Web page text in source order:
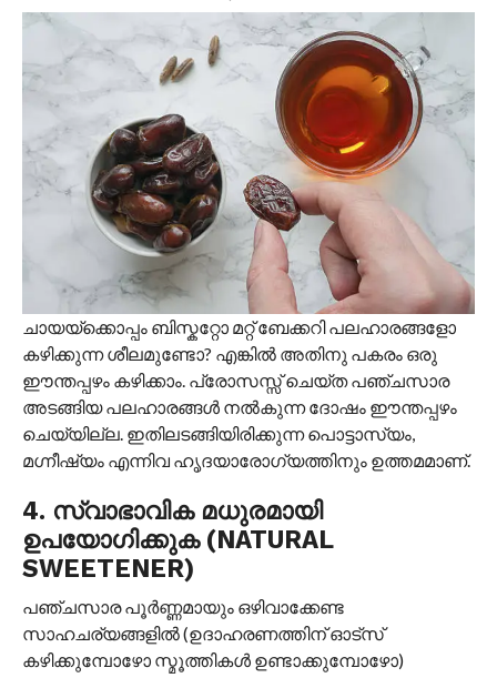
ചായയ്‌ക്കൊപ്പം ബിസ്കറ്റോ മറ്റ് ബേക്കറി പലഹാരങ്ങളോ
കഴിക്കുന്ന ശീലമുണ്ടോ? എങ്കിൽ അതിനു പകരം ഒരു
ഈന്തപ്പഴം കഴിക്കാം. പ്രോസസ്സ് ചെയ്ത പഞ്ചസാര
അടങ്ങിയ പലഹാരങ്ങൾ നൽകുന്ന ദോഷം ഈന്തപ്പഴം
ചെയ്യില്ല. ഇതിലടങ്ങിയിരിക്കുന്ന പൊട്ടാസ്യം,
മഗ്നീഷ്യം എന്നിവ ഹൃദയാരോഗ്യത്തിനും ഉത്തമമാണ്.
4. സ്വാഭാവിക മധുരമായി
ഉപയോഗിക്കുക (NATURAL
SWEETENER)
പഞ്ചസാര പൂർണ്ണമായും ഒഴിവാക്കേണ്ട
സാഹചര്യങ്ങളിൽ (ഉദാഹരണത്തിന് ഓട്സ്
കഴിക്കുമ്പോഴോ സ്മൂത്തികൾ ഉണ്ടാക്കുമ്പോഴോ)